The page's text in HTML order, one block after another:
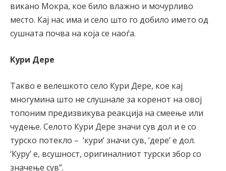
викано Мокра, кое било влажно и мочурливо
место. Кај нас има и село што го добило името од
сушната почва на која се наоѓа.
Кури Дере
Такво е велешкото село Кури Дере, кое кај
многумина што не слушнале за коренот на овој
топоним предизвикува реакција на смеење или
чудење. Селото Кури Дере значи сув дол и е со
турско потекло – ‘кури’ значи сув, ‘дере’ е дол.
‘Куру’ е, всушност, оригиналниот турски збор со
значење сув”.